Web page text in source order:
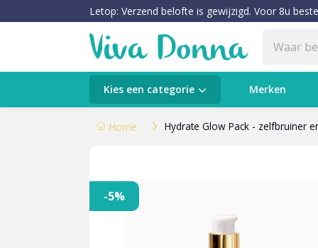
Letop: Verzend belofte is gewijzigd. Voor 8u
Kies een categorie Merken
Categorieën
Verzorging
Home Hydrate Glow Pack - zelfbruiner
-5%